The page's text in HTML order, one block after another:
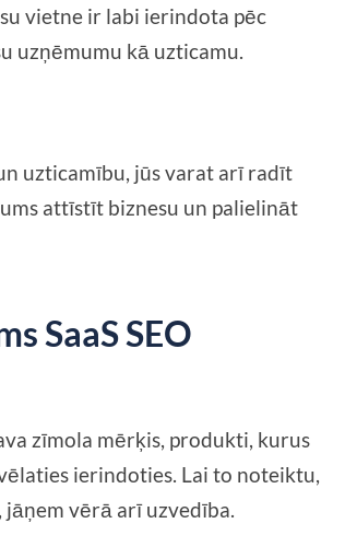
vietne ir labi ierindota pēc
uzņēmumu kā uzticamu.
uzticamību, jūs varat arī radīt
attīstīt biznesu un palielināt
SaaS SEO
zīmola mērķis, produkti, kurus
ierindoties. Lai to noteiktu,
vērā arī uzvedība.